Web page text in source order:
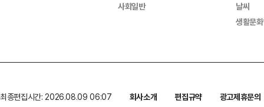
사회일반
날씨
생활문
최종편집시간: 2026.08.09 06:07 회사소개 편집규약
광고제휴문의